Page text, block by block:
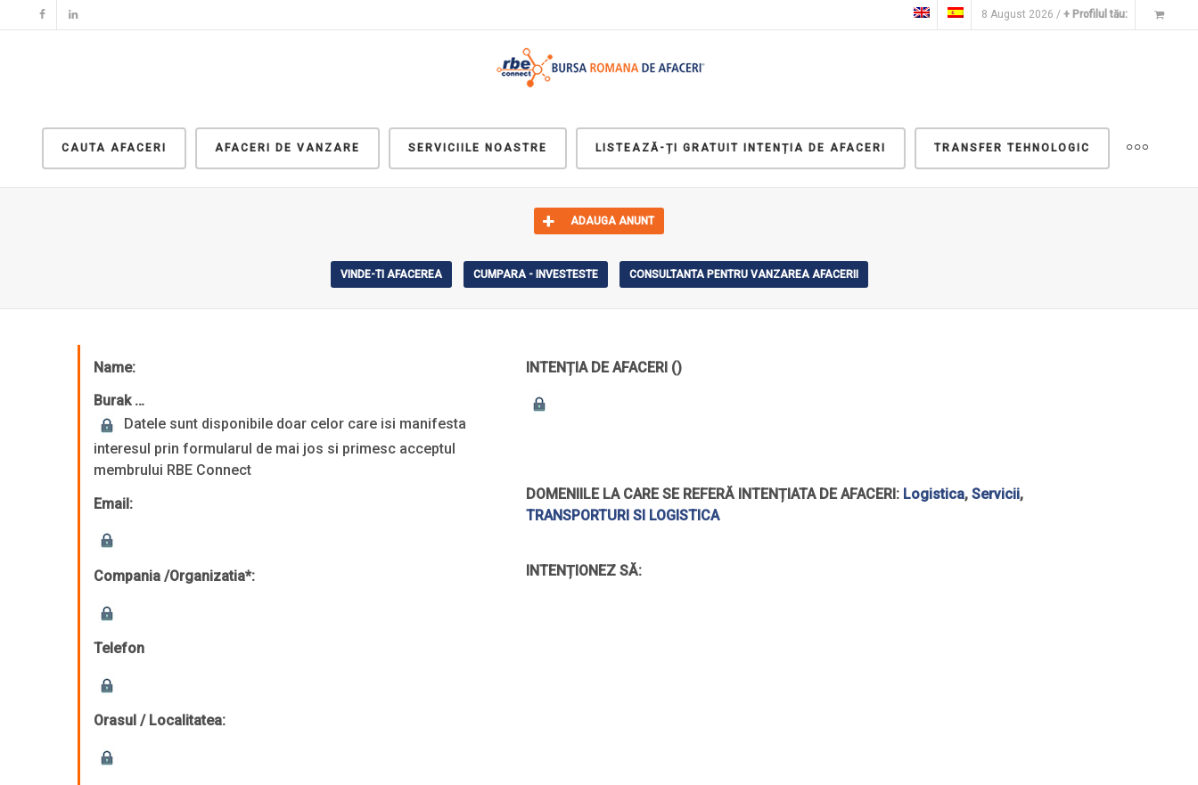
8 August 2026 / + Profilul tău:
CAUTA AFACERI AFACERI DE VANZARE SERVICIILE NOASTRE LISTEAZĂ-ȚI GRATUIT INTENȚIA DE AFACERI TRANSFER TEHNOLOGIC
ADAUGA ANUNT
VINDE-TI AFACEREA CUMPARA - INVESTESTE CONSULTANTA PENTRU VANZAREA AFACERII
Name:
Burak …
Datele sunt disponibile doar celor care isi manifesta
interesul prin formularul de mai jos si primesc acceptul
membrului RBE Connect
Email:
Compania /Organizatia*:
Telefon
Orasul / Localitatea:
INTENȚIA DE AFACERI()
DOMENIILE LA CARE SE REFERĂ INTENȚIATA DE AFACERI: Logistica, Servicii,
TRANSPORTURI SI LOGISTICA
INTENȚIONEZ SĂ: